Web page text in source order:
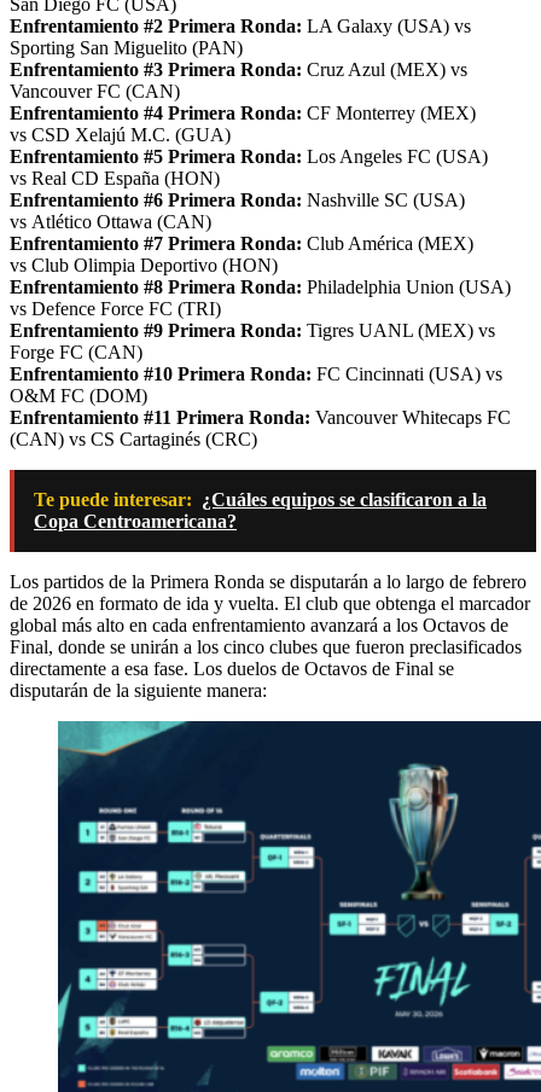
Enfrentamiento #2 Primera Ronda: LA Galaxy (USA) vs
Sporting San Miguelito (PAN)
Enfrentamiento #3 Primera Ronda: Cruz Azul (MEX) vs
Vancouver FC (CAN)
Enfrentamiento #4 Primera Ronda: CF Monterrey (MEX)
vs CSD Xelajú M.C. (GUA)
Enfrentamiento #5 Primera Ronda: Los Angeles FC (USA)
vs Real CD España (HON)
Enfrentamiento #6 Primera Ronda: Nashville SC (USA)
vs Atlético Ottawa (CAN)
Enfrentamiento #7 Primera Ronda: Club América (MEX)
vs Club Olimpia Deportivo (HON)
Enfrentamiento #8 Primera Ronda: Philadelphia Union (USA)
vs Defence Force FC (TRI)
Enfrentamiento #9 Primera Ronda: Tigres UANL (MEX) vs
Forge FC (CAN)
Enfrentamiento #10 Primera Ronda: FC Cincinnati (USA) vs
O&M FC (DOM)
Enfrentamiento #11 Primera Ronda: Vancouver Whitecaps FC
(CAN) vs CS Cartaginés (CRC)
Te puede interesar: ¿Cuáles equipos se clasificaron a la
Copa Centroamericana?
Los partidos de la Primera Ronda se disputarán a lo largo de febrero
de 2026 en formato de ida y vuelta. El club que obtenga el marcador
global más alto en cada enfrentamiento avanzará a los Octavos de
Final, donde se unirán a los cinco clubes que fueron preclasificados
directamente a esa fase. Los duelos de Octavos de Final se
disputarán de la siguiente manera: